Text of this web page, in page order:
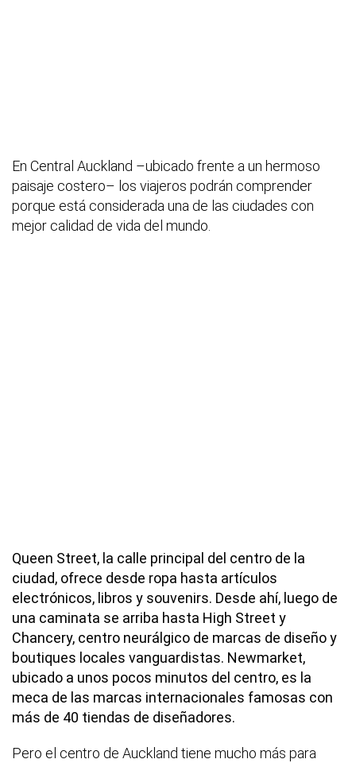
En Central Auckland –ubicado frente a un hermoso
paisaje costero– los viajeros podrán comprender
porque está considerada una de las ciudades con
mejor calidad de vida del mundo.
Queen Street, la calle principal del centro de la
ciudad, ofrece desde ropa hasta artículos
electrónicos, libros y souvenirs. Desde ahí, luego de
una caminata se arriba hasta High Street y
Chancery, centro neurálgico de marcas de diseño y
boutiques locales vanguardistas. Newmarket,
ubicado a unos pocos minutos del centro, es la
meca de las marcas internacionales famosas con
más de 40 tiendas de diseñadores.
Pero el centro de Auckland tiene mucho más para